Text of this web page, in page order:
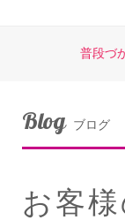
普段づ
Blog ブログ
お客